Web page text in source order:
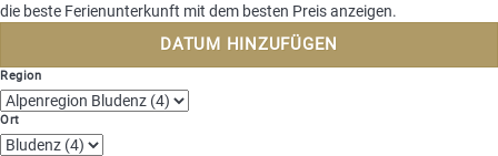
die beste Ferienunterkunft mit dem besten Preis anzeigen.
DATUM HINZUFÜGEN
Region
Ort